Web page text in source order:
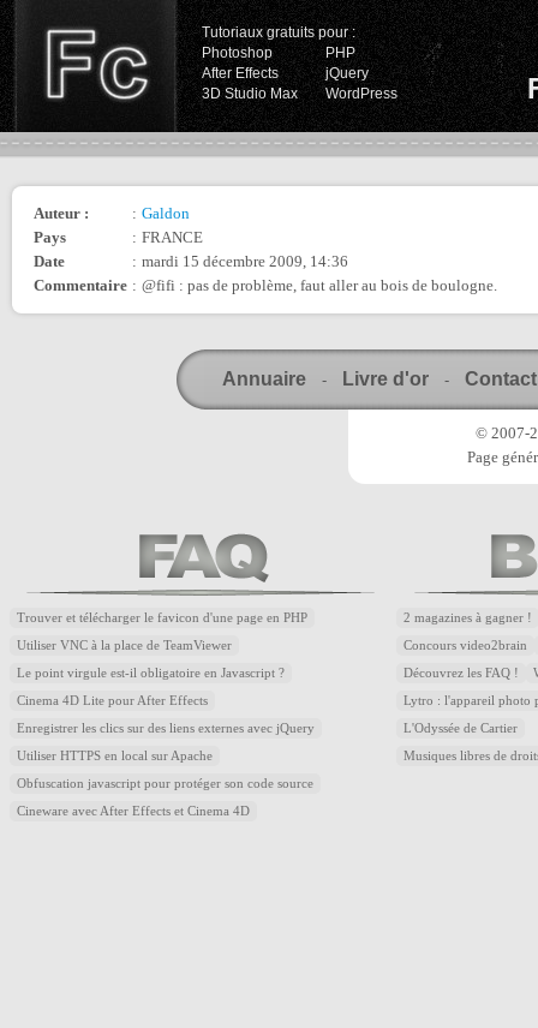
Tutoriaux gratuits pour :
Photoshop
PHP
After Effects
jQuery
3D Studio Max
WordPress
Auteur : : Galdon
Pays
: FRANCE
Date
: mardi 15 décembre 2009, 14:36
Commentaire : @fifi : pas de problème, faut aller au bois de boulogne.
Annuaire - Livre d'or - Contact
© 2007-
Page
Trouver et télécharger le favicon d'une page en PHP
Utiliser VNC à la place de TeamViewer
Le point virgule est-il obligatoire en Javascript ?
Cinema 4D Lite pour After Effects
Enregistrer les clics sur des liens externes avec jQuery
Utiliser HTTPS en local sur Apache
Obfuscation javascript pour protéger son code source
Cineware avec After Effects et Cinema 4D
2 magazines à gagner !
Concours video2brain
Découvrez les FAQ !
Lytro : l'appareil photo
L'Odyssée de Cartier
Musiques libres de